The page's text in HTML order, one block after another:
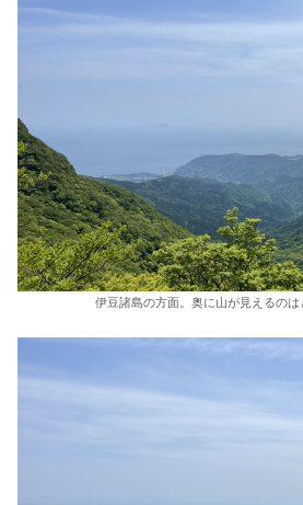
伊豆諸島の方面。奥に山が見えるのは